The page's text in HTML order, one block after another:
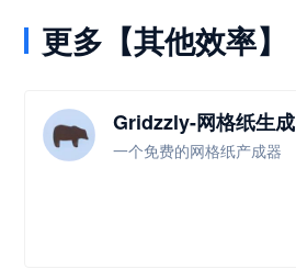
更多【其他效率】
Gridzzly-网格纸生成
一个免费的网格纸产成器